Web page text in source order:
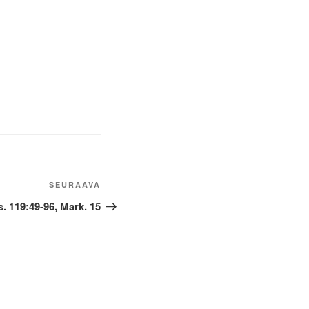
artikkeli
SEURAAVA
119:49-96, Mark. 15